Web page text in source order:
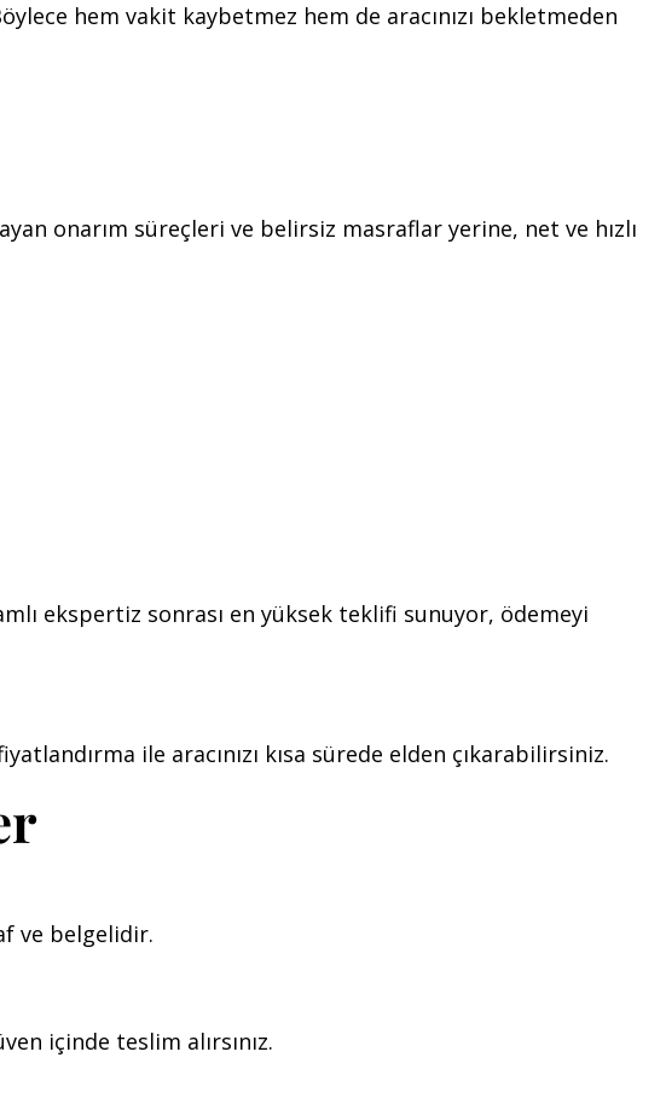
hem vakit kaybetmez hem de aracınızı bekletmeden
onarım süreçleri ve belirsiz masraflar yerine, net ve hızlı
ekspertiz sonrası en yüksek teklifi sunuyor, ödemeyi
ile aracınızı kısa sürede elden çıkarabilirsiniz.
ve belgelidir.
içinde teslim alırsınız.